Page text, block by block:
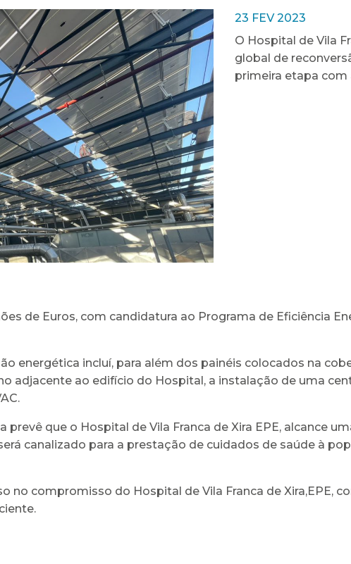
23 FEV 2023
O Hospital de Vila
global de
primeira etapa
de Euros, com candidatura ao Programa de Eficiência
energética incluí, para além dos painéis colocados na
adjacente ao edifício do Hospital, a instalação de uma
que o Hospital de Vila Franca de Xira EPE, alcance
canalizado para a prestação de cuidados de saúde à
no compromisso do Hospital de Vila Franca de Xira,EPE,